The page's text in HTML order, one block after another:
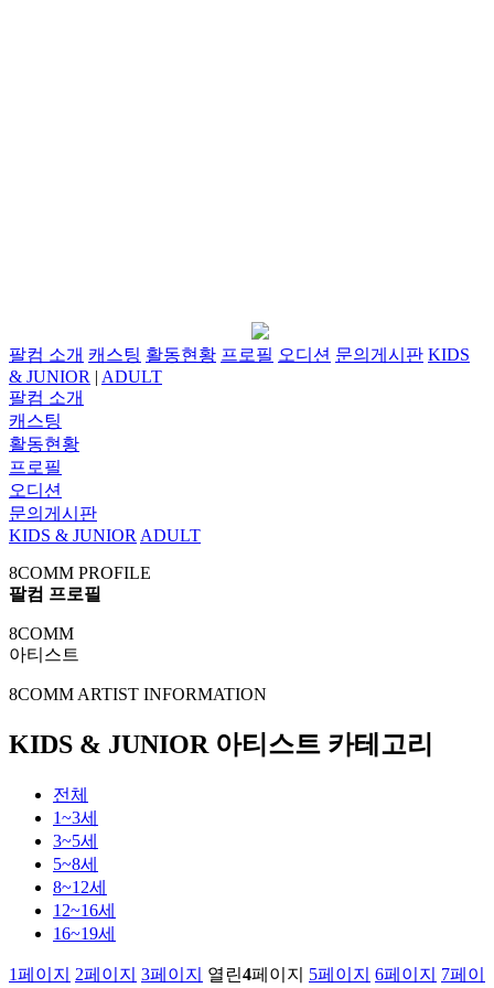
팔컴 소개 캐스팅 활동현황 프로필 오디션 문의게시판 KIDS
& JUNIOR | ADULT
팔컴 소개
캐스팅
활동현황
프로필
오디션
문의게시판
KIDS & JUNIOR ADULT
8COMM PROFILE
팔컴 프로필
8COMM
아티스트
8COMM ARTIST INFORMATION
KIDS & JUNIOR 아티스트 카테고리
전체
1~3세
3~5세
5~8세
8~12세
12~16세
16~19세
1페이지 2페이지 3페이지 열린4페이지 5페이지 6페이지 7페이